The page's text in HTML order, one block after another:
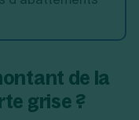
de la
grise ?